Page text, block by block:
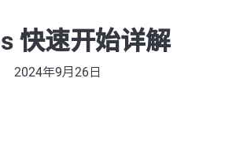
快速开始详解
2024年9月26日